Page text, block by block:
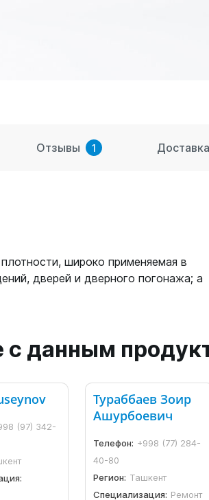
Отзывы 1 Доставка
широко применяемая в
дверей и дверного погонажа; а
с данным
(97) 342-
Тураббаев Зоир
Ашурбоевич
Телефон: +998 (77) 284-
40-80
Регион: Ташкент
Специализация: Ремонт